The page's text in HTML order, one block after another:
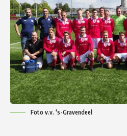
Foto v.v. 's-Gravendeel